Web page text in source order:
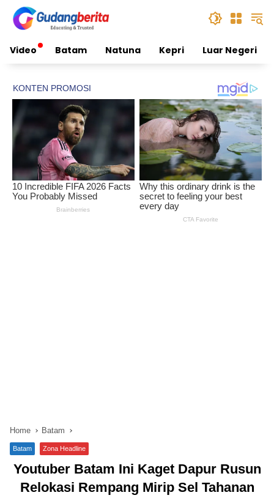
content
Video Batam Natuna Kepri Luar Negeri
Home Batam
Batam Zona Headline
Youtuber Batam Ini Kaget Dapur Rusun
Relokasi Rempang Mirip Sel Tahanan